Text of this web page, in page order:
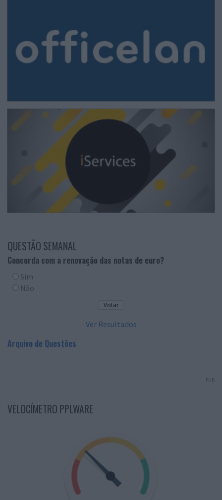
QUESTÃO SEMANAL
Concorda com a renovação das notas de euro?
Sim
Não
Ver Resultados
Arquivo de Questões
PUB
VELOCÍMETRO PPLWARE